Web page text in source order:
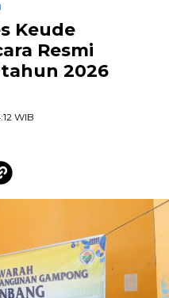
Keude
Resmi
2026
WIB